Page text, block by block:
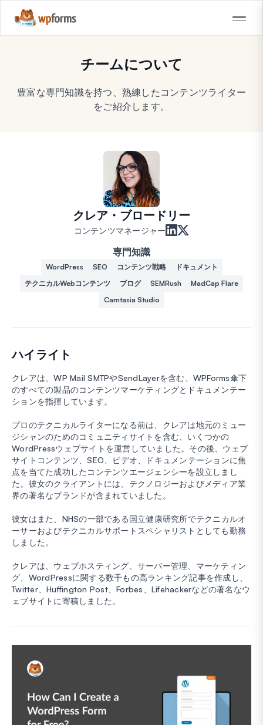
チームについて
豊富な専門知識を持つ、熟練したコンテンツライター
をご紹介します。
クレア・ブロードリー
コンテンツマネージャー
専門知識
WordPress SEO コンテンツ戦略
ドキュメント
テクニカルWebコンテンツ
ブログ SEMRush
MadCap Flare
Camtasia Studio
ハイライト
クレアは、WP Mail SMTPやSendLayerを含む、WPForms傘下
のすべての製品のコンテンツマーケティングとドキュメンテー
ションを指揮しています。
プロのテクニカルライターになる前は、クレアは地元のミュー
ジシャンのためのコミュニティサイトを含む、いくつかの
WordPressウェブサイトを運営していました。その後、ウェブ
サイトコンテンツ、SEO、ビデオ、ドキュメンテーションに焦
点を当てた成功したコンテンツエージェンシーを設立しまし
た。彼女のクライアントには、テクノロジーおよびメディア業
界の著名なブランドが含まれていました。
彼女はまた、NHSの一部である国立健康研究所でテクニカルオ
ーサーおよびテクニカルサポートスペシャリストとしても勤務
しました。
クレアは、ウェブホスティング、サーバー管理、マーケティン
グ、WordPressに関する数千もの高ランキング記事を作成し、
Twitter、Huffington Post、Forbes、Lifehackerなどの著名なウ
ェブサイトに寄稿しました。